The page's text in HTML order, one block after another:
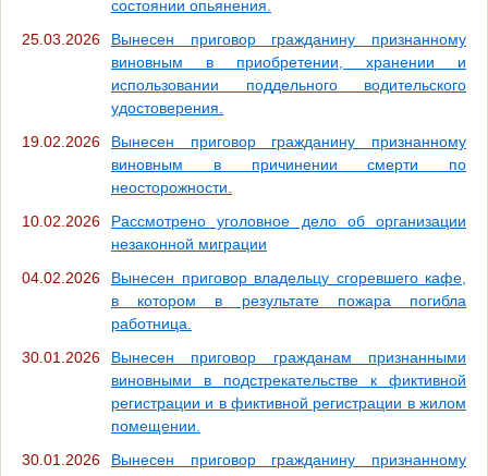
состоянии опьянения.
25.03.2026
Вынесен приговор гражданину признанному
виновным в приобретении, хранении и
использовании поддельного водительского
удостоверения.
19.02.2026
Вынесен приговор гражданину признанному
виновным в причинении смерти по
неосторожности.
10.02.2026
Рассмотрено уголовное дело об организации
незаконной миграции
04.02.2026
Вынесен приговор владельцу сгоревшего кафе,
в котором в результате пожара погибла
работница.
30.01.2026
Вынесен приговор гражданам признанными
виновными в подстрекательстве к фиктивной
регистрации и в фиктивной регистрации в жилом
помещении.
30.01.2026
Вынесен приговор гражданину признанному